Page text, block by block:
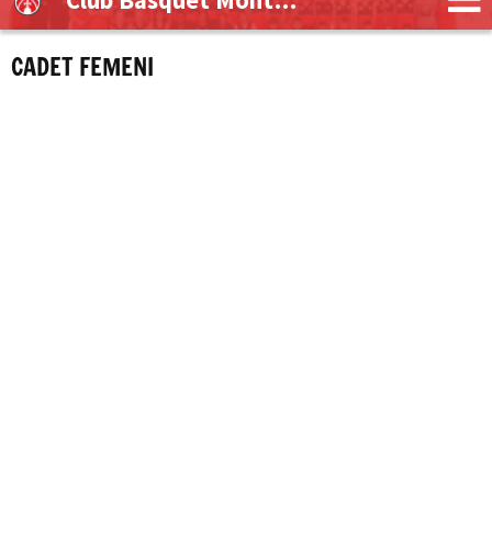
CADET FEMENI